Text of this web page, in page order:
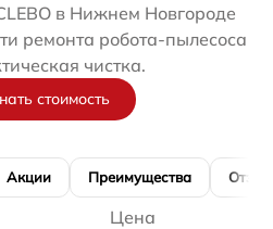
в Нижнем Новгороде
ремонта робота-пылесоса
чистка.
стоимость
Акции Преимущества
Цена